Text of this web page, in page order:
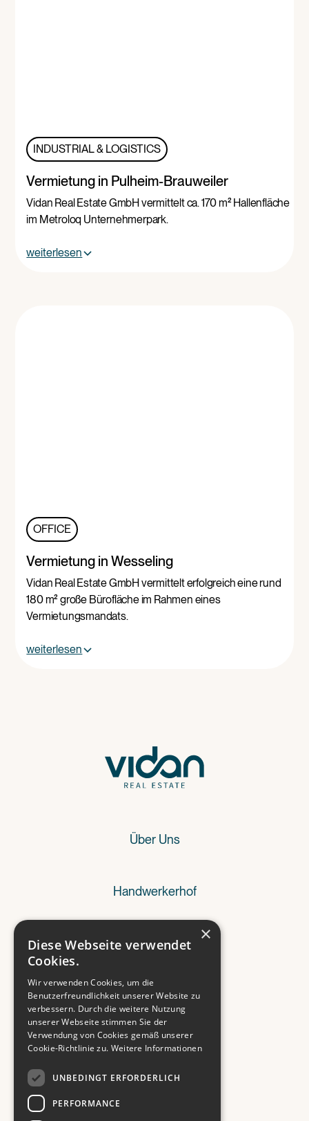
INDUSTRIAL & LOGISTICS
Vermietung in Pulheim-Brauweiler
Vidan Real Estate GmbH vermittelt ca. 170 m² Hallenfläche
im Metroloq Unternehmerpark.
weiterlesen
OFFICE
Vermietung in Wesseling
Vidan Real Estate GmbH vermittelt erfolgreich eine rund
180 m² große Bürofläche im Rahmen eines
Vermietungsmandats.
weiterlesen
Über Uns
Handwerkerhof
Referenzen
Wissenswertes
Kontakt
×
Diese Webseite verwendet
Cookies.
Wir verwenden Cookies, um die
Benutzerfreundlichkeit unserer Website zu
verbessern. Durch die weitere Nutzung
unserer Webseite stimmen Sie der
Verwendung von Cookies gemäß unserer
Cookie-Richtlinie zu. Weitere Informationen
UNBEDINGT ERFORDERLICH
PERFORMANCE